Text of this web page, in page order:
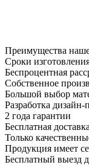
Преимущества
Сроки
Беспроцентная
Собственное
Большой выбор
Разработка дизайн-
2 года гарантии
Бесплатная доставка
Только
Продукция имеет
Бесплатный выезд